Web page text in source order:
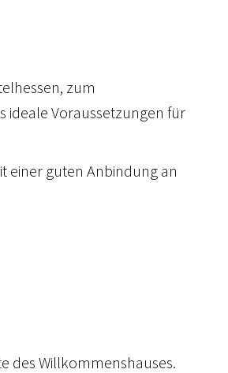
zum
ideale Voraussetzungen für
einer guten Anbindung an
des Willkommenshauses.